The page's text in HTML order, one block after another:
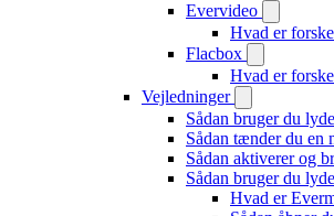
Evervideo
Hvad er
Flacbox
Hvad er
Vejledninger
Sådan bruger du
Sådan tænder du en
Sådan aktiverer og
Sådan bruger du
Hvad er